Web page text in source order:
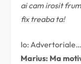
ai cam irosit
fix treaba ta!
Io:
Marius: Ma